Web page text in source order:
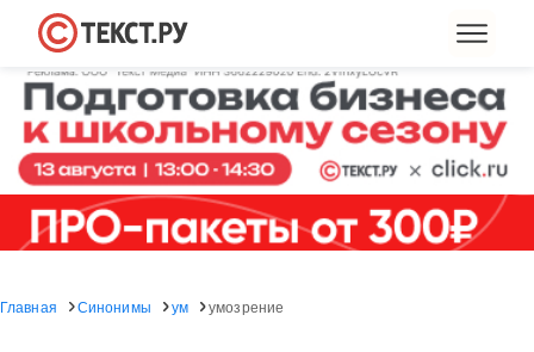
Главная Синонимы ум умозрение